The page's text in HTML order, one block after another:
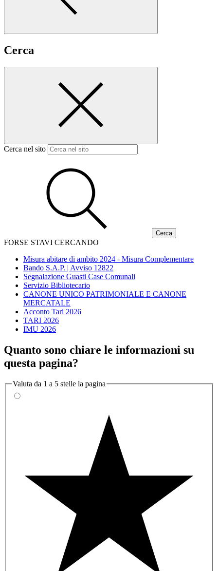
Cerca
Cerca nel sito
FORSE STAVI CERCANDO
Misura abitare di ambito 2024 - Misura Complementare
Bando S.A.P. | Avviso 12822
Segnalazione Guasti Case Comunali
Servizio Bibliotecario
CANONE UNICO PATRIMONIALE E CANONE
MERCATALE
Acconto Tari 2026
TARI 2026
IMU 2026
Quanto sono chiare le informazioni su
questa pagina?
Valuta da 1 a 5 stelle la pagina